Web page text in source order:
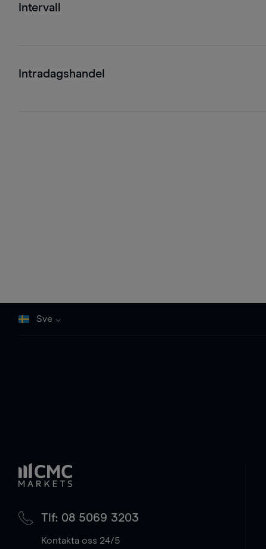
Intervall
Intradagshandel
Sve
Tlf: 08 5069 3203
Kontakta oss 24/5